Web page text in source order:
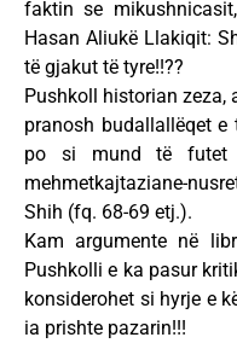
faktin se
Hasan Aliukë Llakiqit:
të gjakut të tyre!!??
Pushkoll historian zeza,
pranosh budallallëqet e
po si mund të futet
mehmetkajtaziane-
Shih (fq. 68-69 etj.).
Kam argumente në
Pushkolli e ka pasur
konsiderohet si hyrje e
ia prishte pazarin!!!